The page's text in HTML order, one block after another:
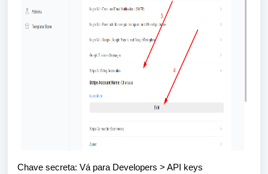
Chave secreta: Vá para Developers > API keys